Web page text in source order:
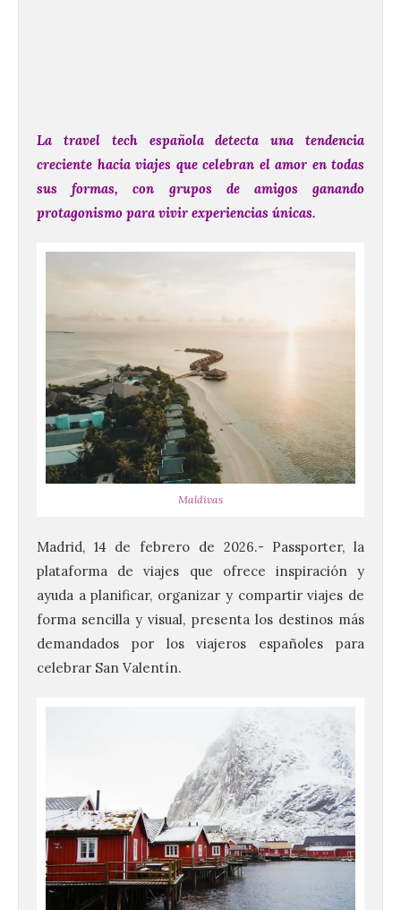
La travel tech española detecta una tendencia
creciente hacia viajes que celebran el amor en todas
sus formas, con grupos de amigos ganando
protagonismo para vivir experiencias únicas.
Maldivas
Madrid, 14 de febrero de 2026.- Passporter, la
plataforma de viajes que ofrece inspiración y
ayuda a planificar, organizar y compartir viajes de
forma sencilla y visual, presenta los destinos más
demandados por los viajeros españoles para
celebrar San Valentín.